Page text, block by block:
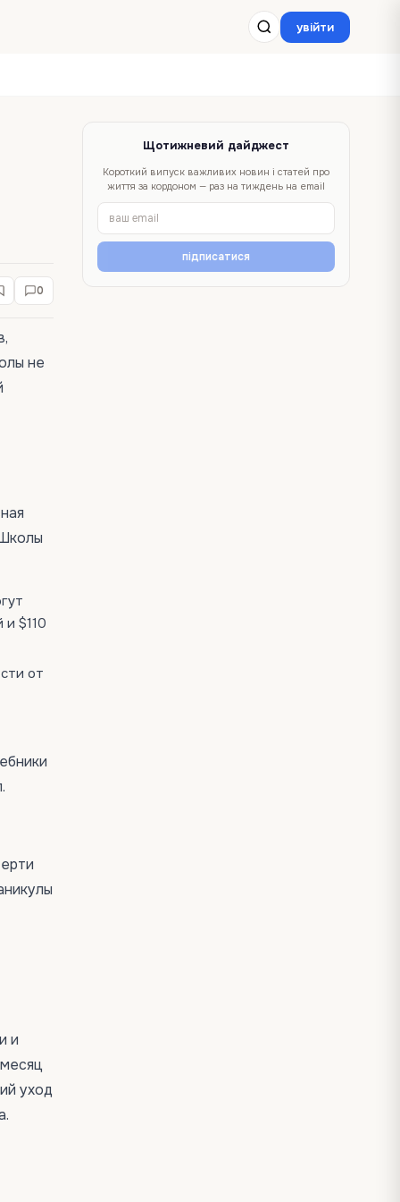
увійти
0
не
и $110
от
и
уход
Щотижневий дайджест
Короткий випуск важливих новин і статей про
життя за кордоном — раз на тиждень на email
підписатися